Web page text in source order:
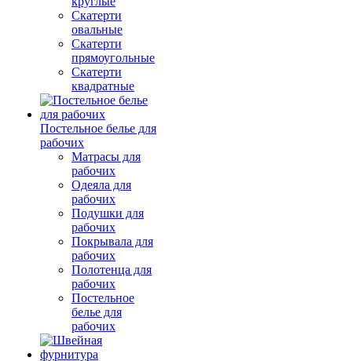
Скатерти
овальные
Скатерти
прямоугольные
Скатерти
квадратные
Постельное белье для
рабочих
Матрасы для
рабочих
Одеяла для
рабочих
Подушки для
рабочих
Покрывала для
рабочих
Полотенца для
рабочих
Постельное
белье для
рабочих